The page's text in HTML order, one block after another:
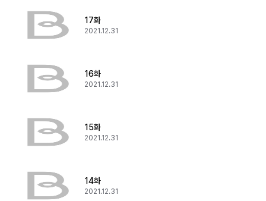
17화
2021.12.31
16화
2021.12.31
15화
2021.12.31
14화
2021.12.31